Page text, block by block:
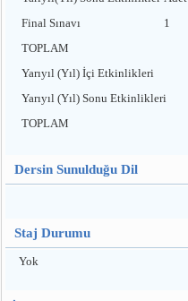
Final Sınavı
1
TOPLAM
Yarıyıl (Yıl) İçi Etkinlikleri
Yarıyıl (Yıl) Sonu Etkinlikleri
TOPLAM
Dersin Sunulduğu Dil
Staj Durumu
Yok